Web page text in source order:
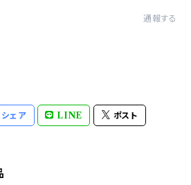
通報する
シェア LINE ポスト